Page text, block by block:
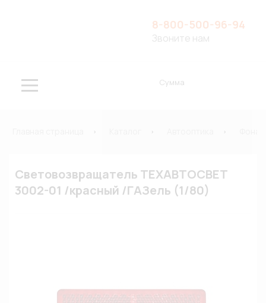
8-800-500-96-94
Звоните нам
Сумма
Световозвращатель ТЕХАВТОСВЕТ
3002-01 /красный /ГАЗель (1/80)